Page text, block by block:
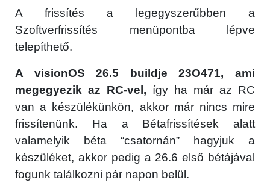
A frissítés a legegyszerűbben a
Szoftverfrissítés menüpontba lépve
telepíthető.
A visionOS 26.5 buildje 23O471, ami
megegyezik az RC-vel, így ha már az RC
van a készülékünkön, akkor már nincs mire
frissítenünk. Ha a Bétafrissítések alatt
valamelyik béta “csatornán” hagyjuk a
készüléket, akkor pedig a 26.6 első bétájával
fogunk találkozni pár napon belül.